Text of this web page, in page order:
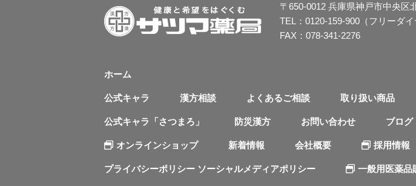
〒650-0012 兵庫県神戸市中央区
TEL： 0120-159-900（フリーダイ
FAX：078-341-2276
ホーム
公式キャラ 漢方相談 よくあるご相談 取り扱い商品
公式キャラ「さつまろ」 防災漢方 お問い合わせ ブログ
オンラインショップ 新着情報 会社概要 採用情報
プライバシーポリシー ソーシャルメディアポリシー 一般用医薬品